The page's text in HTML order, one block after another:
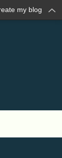
my blog